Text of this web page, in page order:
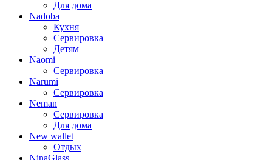
Для дома
Nadoba
Кухня
Сервировка
Детям
Naomi
Сервировка
Narumi
Сервировка
Neman
Сервировка
Для дома
New wallet
Отдых